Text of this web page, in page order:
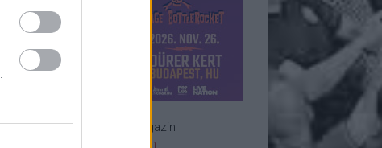
Rockzenei magazin
Impresszum